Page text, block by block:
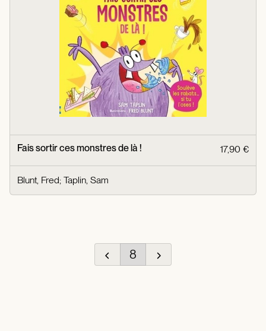
Fais sortir ces monstres de là ! 17,90 €
Blunt, Fred; Taplin, Sam
8